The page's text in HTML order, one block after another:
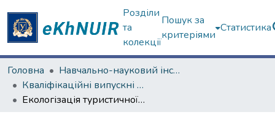
Розділи
та
колекції
Пошук за
критеріями
Статистика
Головна
Навчально-науковий інститут "Каразінський інститут міжнародних відносин та туристичного бізнесу"
Кваліфікаційні випускні роботи магістрів. Навчально-науковий інститут "Каразінський інститут міжнародних відносин та туристичного бізнесу"
Екологізація туристичної діяльності як фактор сталого розвитку регіонів України